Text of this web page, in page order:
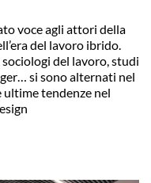
voce agli attori della
del lavoro ibrido.
del lavoro, studi
si sono alternati nel
ultime tendenze nel